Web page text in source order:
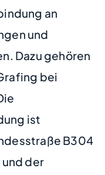
an
und
Dazu gehören
bei
ist
B304
und der